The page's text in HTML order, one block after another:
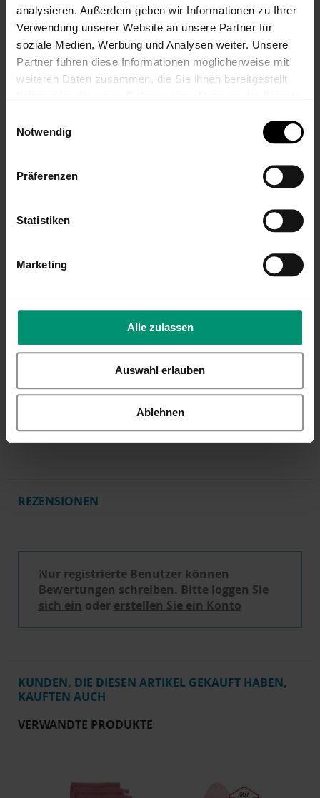
analysieren. Außerdem geben wir Informationen zu Ihrer
Verwendung unserer Website an unsere Partner für
soziale Medien, Werbung und Analysen weiter. Unsere
Partner führen diese Informationen möglicherweise mit
weiteren Daten zusammen, die Sie ihnen bereitgestellt
Notwendig
Präferenzen
Statistiken
Marketing
Alle zulassen
Auswahl erlauben
Ablehnen
Fußball Decke –
Playshoes Fleece-
Decke mit Namen
bestickt, 75 x 100
Inkl. 19% Steuern
Versandkosten
Einhorn Geschenk,
Schmusedecke aus
Fleece mit Namen
bestickt von
Hawaii Geschenk
Blume –
Schmusedecke aus
Fleece, mit Namen
bestickt von
23,99 €
REZENSIONEN
Nur registrierte Benutzer können
Bewertungen schreiben. Bitte loggen Sie
sich ein oder erstellen Sie ein Konto
KUNDEN, DIE DIESEN ARTIKEL GEKAUFT HABEN,
KAUFTEN AUCH
VERWANDTE PRODUKTE